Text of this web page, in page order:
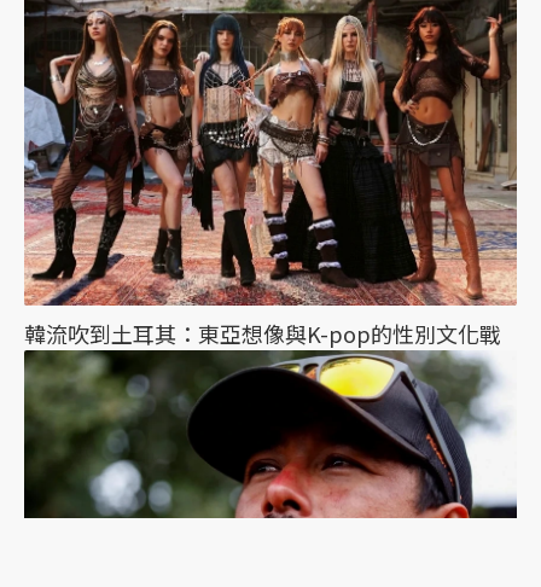
韓流吹到土耳其：東亞想像與K-pop的性別文化戰